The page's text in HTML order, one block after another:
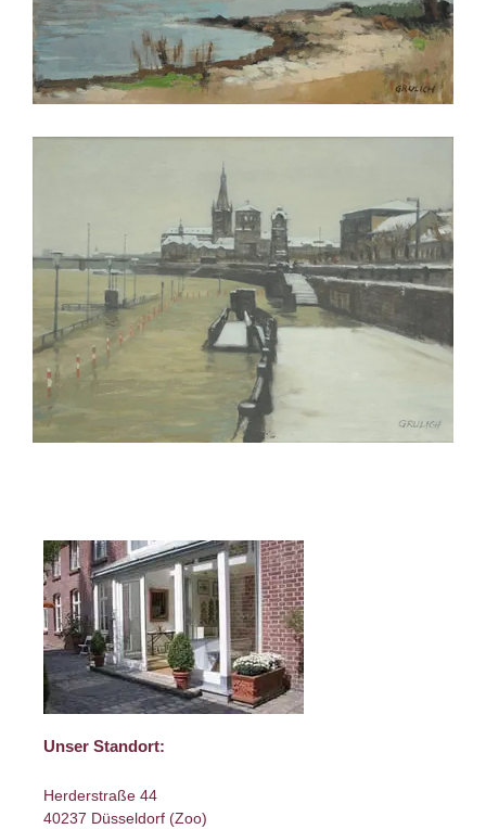
Unser Standort:
Herderstraße 44
40237 Düsseldorf (Zoo)